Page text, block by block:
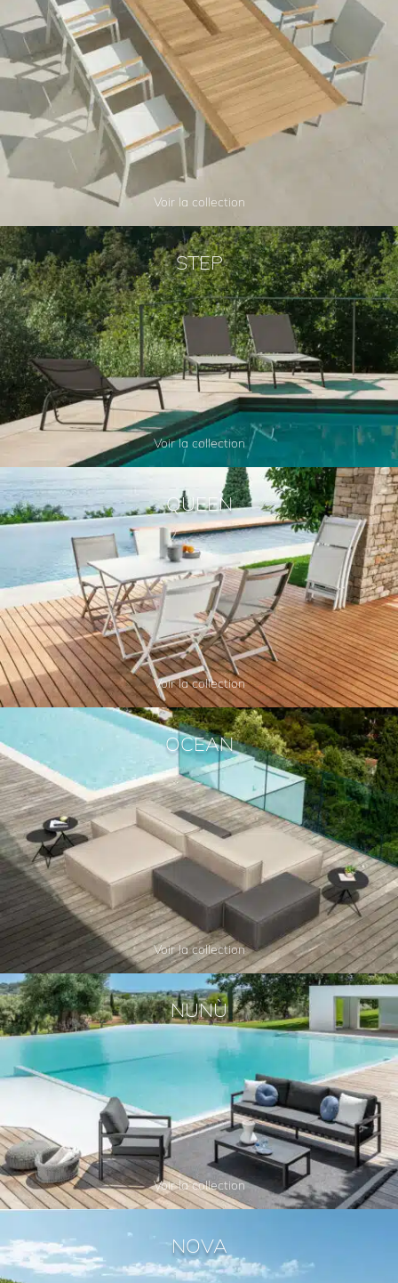
Voir la collection
STEP
Voir la collection
QUEEN
Voir la collection
OCEAN
Voir la collection
NUNÙ
Voir la collection
NOVA